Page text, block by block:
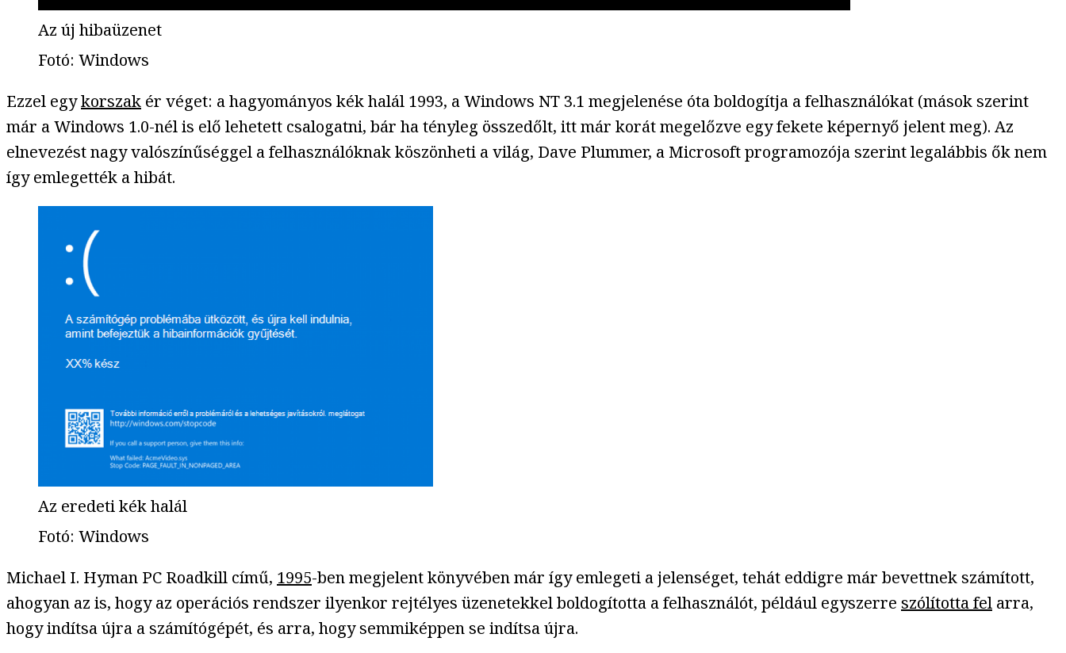
Az új hibaüzenet
Fotó: Windows
Ezzel egykorszak ér véget: a hagyományos kék halál 1993, a Windows NT 3.1 megjelenése óta boldogítja a felhasználókat (mások szerint
már a Windows 1.0-nél is elő lehetett csalogatni, bár ha tényleg összedőlt, itt már korát megelőzve egy fekete képernyő jelent meg). Az
elnevezést nagy valószínűséggel a felhasználóknak köszönheti a világ, Dave Plummer, a Microsoft programozója szerint legalábbis ők nem
így emlegették a hibát.
Az eredeti kék halál
Fotó: Windows
Michael I. Hyman PC Roadkill című, 1995-ben megjelent könyvében már így emlegeti a jelenséget, tehát eddigre már bevettnek számított,
ahogyan az is, hogy az operációs rendszer ilyenkor rejtélyes üzenetekkel boldogította a felhasználót, például egyszerre szólította fel arra,
hogy indítsa újra a számítógépét, és arra, hogy semmiképpen se indítsa újra.